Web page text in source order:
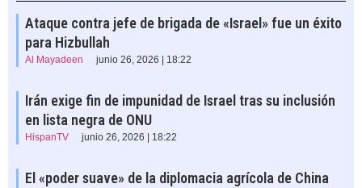
Ataque contra jefe de brigada de «Israel» fue un éxito
para Hizbullah
Al Mayadeen junio 26, 2026 | 18:22
Irán exige fin de impunidad de Israel tras su inclusión
en lista negra de ONU
HispanTV junio 26, 2026 | 18:22
El «poder suave» de la diplomacia agrícola de China